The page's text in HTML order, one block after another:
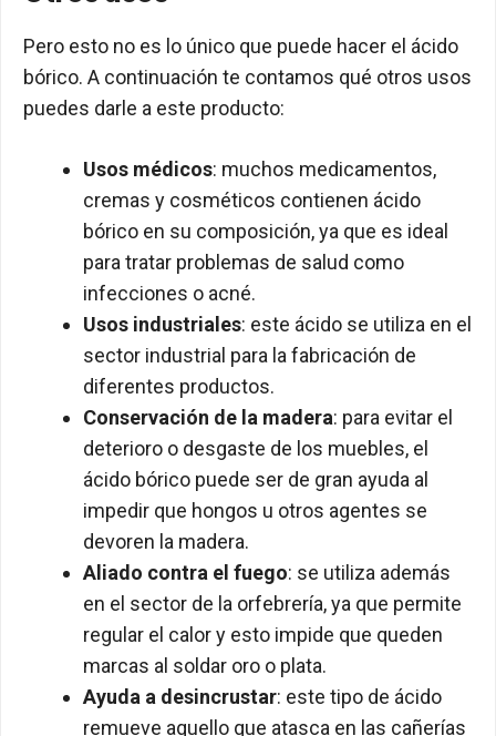
Pero esto no es lo único que puede hacer el ácido
bórico. A continuación te contamos qué otros usos
puedes darle a este producto:
Usos médicos: muchos medicamentos,
cremas y cosméticos contienen ácido
bórico en su composición, ya que es ideal
para tratar problemas de salud como
infecciones o acné.
Usos industriales: este ácido se utiliza en el
sector industrial para la fabricación de
diferentes productos.
Conservación de la madera: para evitar el
deterioro o desgaste de los muebles, el
ácido bórico puede ser de gran ayuda al
impedir que hongos u otros agentes se
devoren la madera.
Aliado contra el fuego: se utiliza además
en el sector de la orfebrería, ya que permite
regular el calor y esto impide que queden
marcas al soldar oro o plata.
Ayuda a desincrustar: este tipo de ácido
remueve aquello que atasca en las cañerías